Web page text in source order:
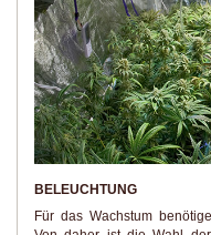
BELEUCHTUNG
Für das Wachstum